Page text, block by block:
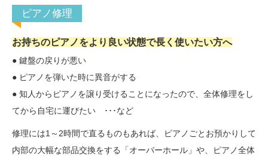
ピアノ修理
お持ちのピアノをより良い状態で長く使いたい方へ
● 鍵盤の戻りが悪い
● ピアノを弾いた時に異音がする
● 知人からピアノを譲り受けることになったので、全体修理をし
てから自宅に運びたい ･･･など
修理には1～2時間で直るものもあれば、ピアノごとお預かりして
内部の大幅な部品交換をする「オーバーホール」や、ピアノ全体